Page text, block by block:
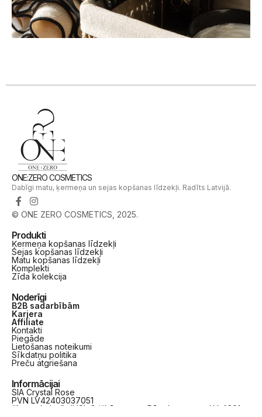
ONE:ZERO COSMETICS
Dabīgi matu, ķermeņa un sejas kopšanas līdzekļi. Radīts Latvijā.
© ONE ZERO COSMETICS, 2025.
Produkti
Ķermeņa kopšanas līdzekļi
Sejas kopšanas līdzekļi
Matu kopšanas līdzekļi
Komplekti
Zīda kolekcija
Noderīgi
B2B sadarbībām
Karjera
Affiliate
Kontakti
Piegāde
Lietošanas noteikumi
Sīkdatņu politika
Preču atgriešana
Informācijai
SIA Crystal Rose
PVN LV42403037051
“Annas kalns”, JUSI, Griškānu pag., Rēzeknes nov., LV-4601,